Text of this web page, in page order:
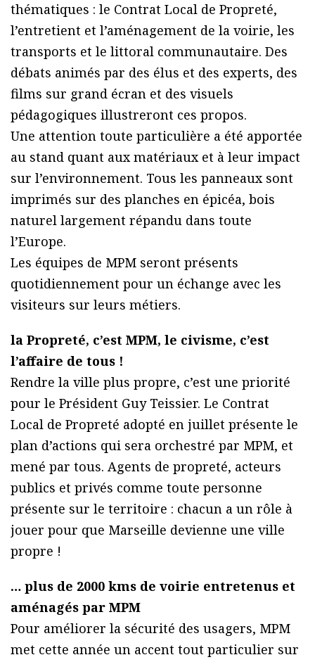
thématiques : le Contrat Local de Propreté,
l’entretient et l’aménagement de la voirie, les
transports et le littoral communautaire. Des
débats animés par des élus et des experts, des
films sur grand écran et des visuels
pédagogiques illustreront ces propos.
Une attention toute particulière a été apportée
au stand quant aux matériaux et à leur impact
sur l’environnement. Tous les panneaux sont
imprimés sur des planches en épicéa, bois
naturel largement répandu dans toute
l’Europe.
Les équipes de MPM seront présents
quotidiennement pour un échange avec les
visiteurs sur leurs métiers.
la Propreté, c’est MPM, le civisme, c’est
l’affaire de tous !
Rendre la ville plus propre, c’est une priorité
pour le Président Guy Teissier. Le Contrat
Local de Propreté adopté en juillet présente le
plan d’actions qui sera orchestré par MPM, et
mené par tous. Agents de propreté, acteurs
publics et privés comme toute personne
présente sur le territoire : chacun a un rôle à
jouer pour que Marseille devienne une ville
propre !
… plus de 2000 kms de voirie entretenus et
aménagés par MPM
Pour améliorer la sécurité des usagers, MPM
met cette année un accent tout particulier sur